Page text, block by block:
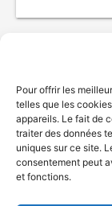
Pour offrir les
telles que les
appareils. Le fait de
traiter des données
uniques sur ce site.
consentement peut
et fonctions.